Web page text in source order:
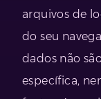
arquivos de
do seu
dados não
específica,